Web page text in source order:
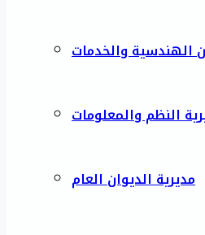
الهندسية والخدمات
النظم والمعلومات
مديرية الديوان العام